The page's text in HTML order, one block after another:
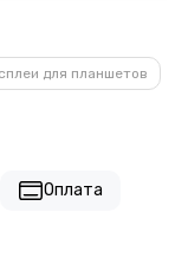
для планшетов
Оплата